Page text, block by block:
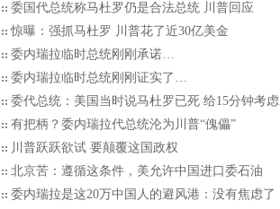
委国代总统称马杜罗仍是合法总统 川普回应
惊曝：强抓马杜罗 川普花了近30亿美金
委内瑞拉临时总统刚刚承诺…
委内瑞拉临时总统刚刚证实了…
委代总统：美国当时说马杜罗已死 给15分钟考虑
有把柄？委内瑞拉代总统沦为川普“傀儡”
川普跃跃欲试 要颠覆这国政权
北京苦：遵循这条件，美允许中国进口委石油
委内瑞拉是这20万中国人的避风港：没有焦虑了